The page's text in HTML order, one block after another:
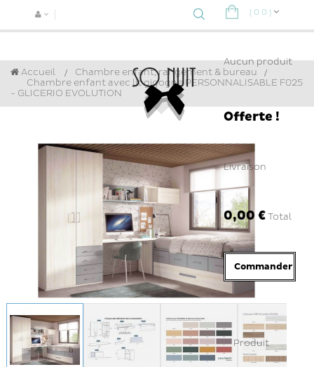
( 0 0 )
Aucun produit
Offerte !
Livraison
0,00 €Total
Commander
Produit
Accueil
Chambre enfant, rangement & bureau
Chambre enfant avec lit gigogne PERSONNALISABLE F025
- GLICERIO EVOLUTION